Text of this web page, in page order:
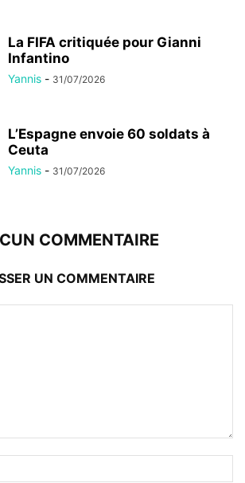
La FIFA critiquée pour Gianni
Infantino
Yannis - 31/07/2026
L’Espagne envoie 60 soldats à
Ceuta
Yannis - 31/07/2026
COMMENTAIRE
UN COMMENTAIRE